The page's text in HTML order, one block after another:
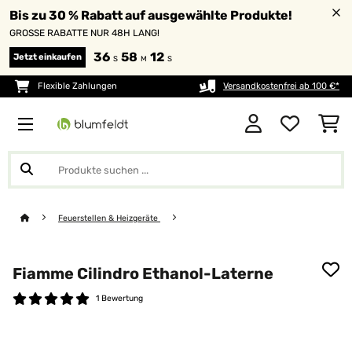
Bis zu 30 % Rabatt auf ausgewählte Produkte!
GROSSE RABATTE NUR 48H LANG!
Jetzt einkaufen 36 S 58 M 11 S
Flexible Zahlungen Versandkostenfrei ab 100 €*
Feuerstellen & Heizgeräte
Fiamme Cilindro Ethanol-Laterne
1 Bewertung